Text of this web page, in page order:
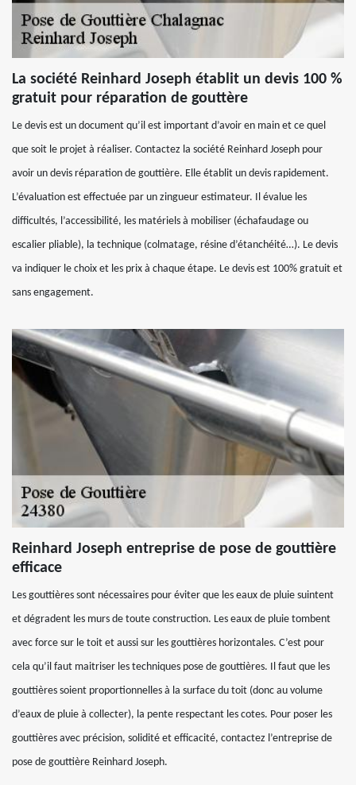
La société Reinhard Joseph établit un devis 100 %
gratuit pour réparation de gouttère
Le devis est un document qu’il est important d’avoir en main et ce quel
que soit le projet à réaliser. Contactez la société Reinhard Joseph pour
avoir un devis réparation de gouttière. Elle établit un devis rapidement.
L’évaluation est effectuée par un zingueur estimateur. Il évalue les
difficultés, l’accessibilité, les matériels à mobiliser (échafaudage ou
escalier pliable), la technique (colmatage, résine d’étanchéité…). Le devis
va indiquer le choix et les prix à chaque étape. Le devis est 100% gratuit et
sans engagement.
Reinhard Joseph entreprise de pose de gouttière
efficace
Les gouttières sont nécessaires pour éviter que les eaux de pluie suintent
et dégradent les murs de toute construction. Les eaux de pluie tombent
avec force sur le toit et aussi sur les gouttières horizontales. C’est pour
cela qu’il faut maitriser les techniques pose de gouttières. Il faut que les
gouttières soient proportionnelles à la surface du toit (donc au volume
d’eaux de pluie à collecter), la pente respectant les cotes. Pour poser les
gouttières avec précision, solidité et efficacité, contactez l’entreprise de
pose de gouttière Reinhard Joseph.